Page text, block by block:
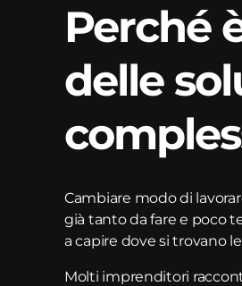
Perché
delle
Cambiare modo di
già tanto da fare e poco
a capire dove si trovano
Molti imprenditori